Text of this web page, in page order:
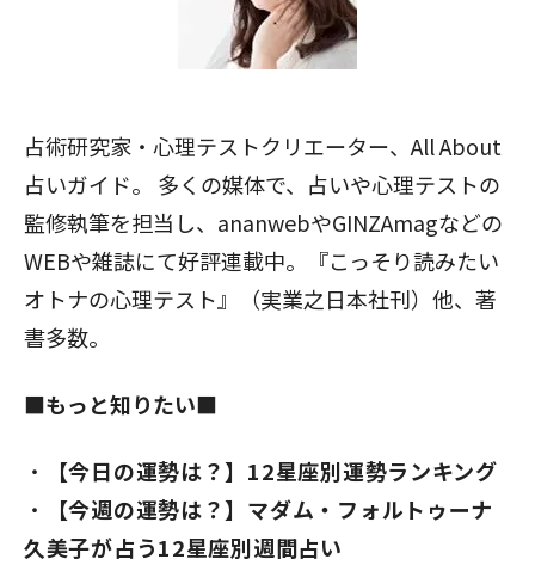
占術研究家・心理テストクリエーター、All About
占いガイド。 多くの媒体で、占いや心理テストの
監修執筆を担当し、ananwebやGINZAmagなどの
WEBや雑誌にて好評連載中。『こっそり読みたい
オトナの心理テスト』（実業之日本社刊）他、著
書多数。
■もっと知りたい■
【今日の運勢は？】12星座別運勢ランキング
【今週の運勢は？】マダム・フォルトゥーナ
久美子が占う12星座別週間占い